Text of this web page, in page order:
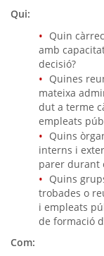
Qui:
Quin
amb
decisió?
Quines
mateixa
dut a terme
empleats
Quins
interns i
parer durant
Quins
trobades o
i empleats
de formació
Com: